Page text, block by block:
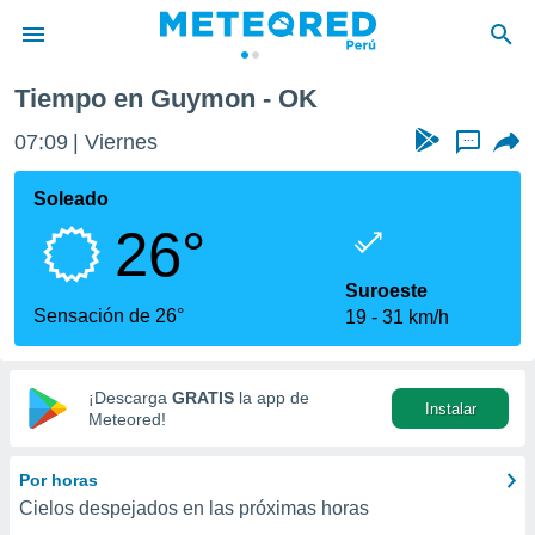
de
ha sido
calidad.
a este
las
y
digital
basada
Tiempo en Guymon - OK
07:09 Viernes ...
Soleado
26°
Sensación de 26°
Suroeste
19
31 km/h
¡Descarga GRATIS la app de
Meteored!
Instalar
Por horas
Cielos despejados en las próximas horas